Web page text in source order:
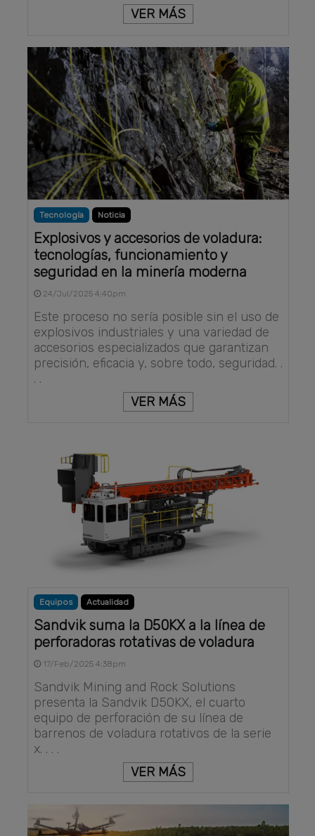
VER MÁS
Tecnología Noticia
Explosivos y accesorios de voladura:
tecnologías, funcionamiento y
seguridad en la minería moderna
24/Jul/2025 4:40pm
Este proceso no sería posible sin el uso de
explosivos industriales y una variedad de
accesorios especializados que garantizan
precisión, eficacia y, sobre todo, seguridad. .
. .
VER MÁS
Equipos Actualidad
Sandvik suma la D50KX a la línea de
perforadoras rotativas de voladura
17/Feb/2025 4:38pm
Sandvik Mining and Rock Solutions
presenta la Sandvik D50KX, el cuarto
equipo de perforación de su línea de
barrenos de voladura rotativos de la serie
x. . . .
VER MÁS